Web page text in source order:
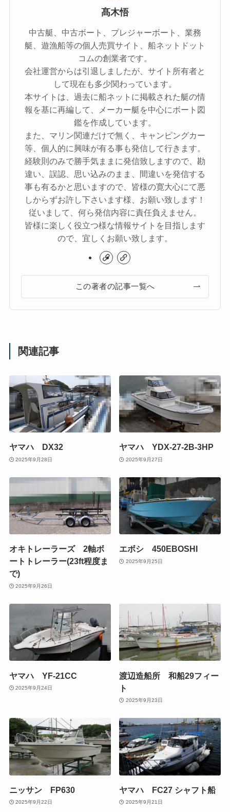
髙木悟
中古艇、中古ボート、プレジャーボート、業務
艇、遊漁船等の個人売買サイト、船ネットドット
コムの創業者です。
会社運営からは引退しましたが、サイト所有者と
して現在も多少関わっています。
本サイトは、過去に船ネットに掲載された艇の情
報を基に再編して、メーカー艇を中心にボート図
鑑を作成しています。
また、マリン関連だけで無く、キャンピングカー
等、個人的に興味が有る事も発信して行きます。
経験則のみで勝手気ままに発信致しますので、勘
違い、誤認、思い込みのまま、間違いを発信する
事も有るかと思いますので、皆様の寛大心にて悪
しからずお許し下さいます様、お願い致します！
従いまして、何ら発信内容に責任負えません。
皆様に楽しく役立つ様な情報サイトを目指します
ので、宜しくお願い致します。
この著者の記事一覧へ
関連記事
ヤマハ DX32
2025年9月28日
ヤマハ YDX-27-2B-3HP
2025年9月27日
オキトレーラーズ 2軸ボ
ートトレーラー(23ft程度ま
で)
2025年9月26日
エボシ 450EBOSHI
2025年9月25日
ヤマハ YF-21CC
2025年9月24日
渡辺造船所 和船29フィー
ト
2025年9月23日
ニッサン FP630
2025年9月22日
ヤマハ FC27 シャフト船
2025年9月21日